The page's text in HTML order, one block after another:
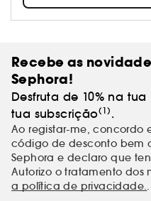
Recebe as
Sephora!
Desfruta de 10% na
tua subscrição(1) .
Ao registar-me, concordo
código de desconto bem
Sephora e declaro que
Autorizo o tratamento dos
a política de privacidade.